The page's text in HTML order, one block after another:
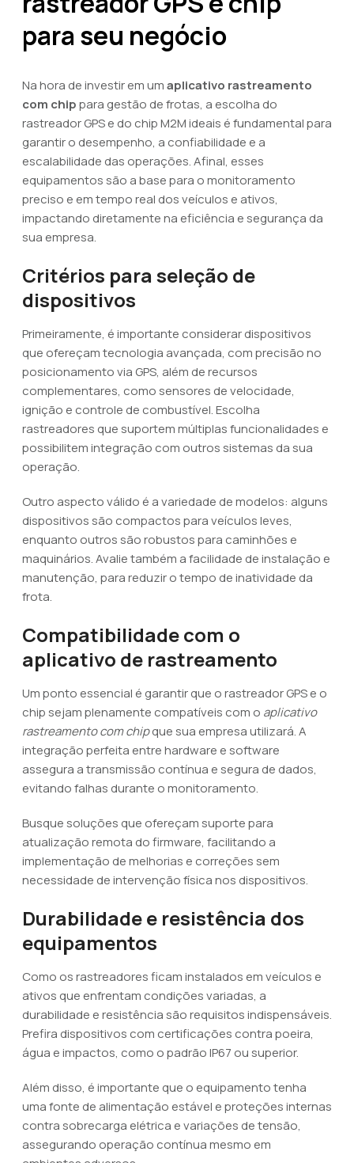
para seu negócio
Na hora de investir em umaplicativo rastreamento
com chippara gestão de frotas, a escolha do
rastreador GPS e do chip M2M ideais é fundamental para
garantir o desempenho, a confiabilidade e a
escalabilidade das operações. Afinal, esses
equipamentos são a base para o monitoramento
preciso e em tempo real dos veículos e ativos,
impactando diretamente na eficiência e segurança da
sua empresa.
Critérios para seleção de
dispositivos
Primeiramente, é importante considerar dispositivos
que ofereçam tecnologia avançada, com precisão no
posicionamento via GPS, além de recursos
complementares, como sensores de velocidade,
ignição e controle de combustível. Escolha
rastreadores que suportem múltiplas funcionalidades e
possibilitem integração com outros sistemas da sua
operação.
Outro aspecto válido é a variedade de modelos: alguns
dispositivos são compactos para veículos leves,
enquanto outros são robustos para caminhões e
maquinários. Avalie também a facilidade de instalação e
manutenção, para reduzir o tempo de inatividade da
frota.
Compatibilidade com o
aplicativo de rastreamento
Um ponto essencial é garantir que o rastreador GPS e o
chip sejam plenamente compatíveis com o aplicativo
rastreamento com chipque sua empresa utilizará. A
integração perfeita entre hardware e software
assegura a transmissão contínua e segura de dados,
evitando falhas durante o monitoramento.
Busque soluções que ofereçam suporte para
atualização remota do firmware, facilitando a
implementação de melhorias e correções sem
necessidade de intervenção física nos dispositivos.
Durabilidade e resistência dos
equipamentos
Como os rastreadores ficam instalados em veículos e
ativos que enfrentam condições variadas, a
durabilidade e resistência são requisitos indispensáveis.
Prefira dispositivos com certificações contra poeira,
água e impactos, como o padrão IP67 ou superior.
Além disso, é importante que o equipamento tenha
uma fonte de alimentação estável e proteções internas
contra sobrecarga elétrica e variações de tensão,
assegurando operação contínua mesmo em